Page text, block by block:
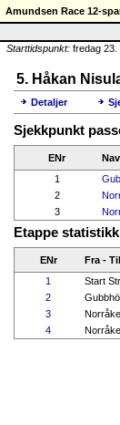
Amundsen Race 12-
Starttidspunkt: fredag 23.
5. Håkan
Detaljer
Sjekkpunkt
ENr
1
2
3
Etappe statistikk
ENr Fra - Til
1 Start
2
3
4